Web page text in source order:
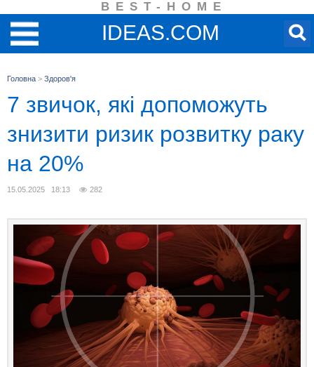
BEST-HOME
IDEAS.COM
Головна > Здоров'я
7 звичок, які допоможуть
знизити ризик розвитку раку
на 20%
15.05.2025 18:13 282